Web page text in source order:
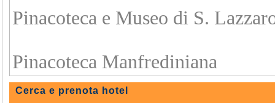
Pinacoteca e Museo di S.
Pinacoteca Manfrediniana
Cerca e prenota hotel